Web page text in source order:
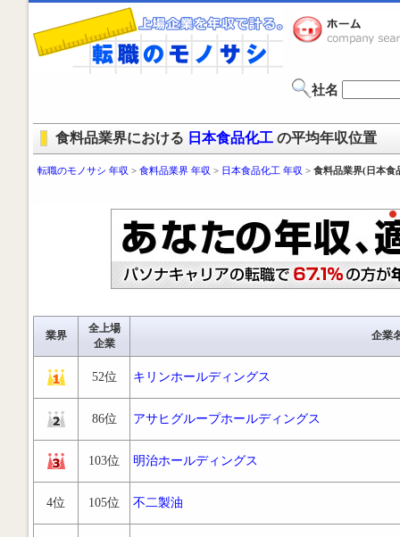
社名
食料品業界における 日本食品化工 の平均年収位置
転職のモノサシ 年収 > 食料品業界 年収 > 日本食品化工 年収 > 食料品業界(日本食
業界
全上場
企業
企業
52位 キリンホールディングス
86位 アサヒグループホールディングス
103位 明治ホールディングス
4位 105位 不二製油